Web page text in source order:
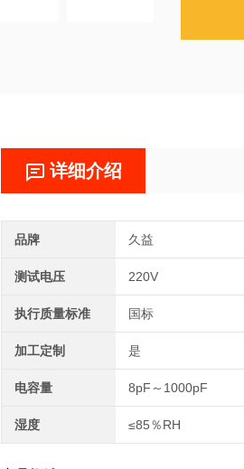
详细介绍
品牌 久益
测试电压 220V
执行质量标准 国标
加工定制 是
电容量 8pF～1000pF
湿度 ≤85％RH